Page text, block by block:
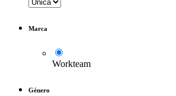
Marca
Workteam
Género